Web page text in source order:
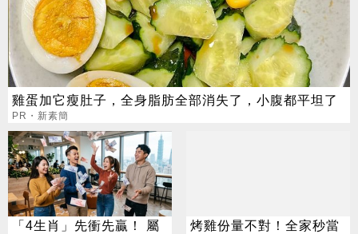
雞蛋加它瘦肚子，全身脂肪全部消失了，小腹都平坦了
PR・新素簡
「4生肖」先衝先贏！ 屬
烤雞份量不對！全家秒當